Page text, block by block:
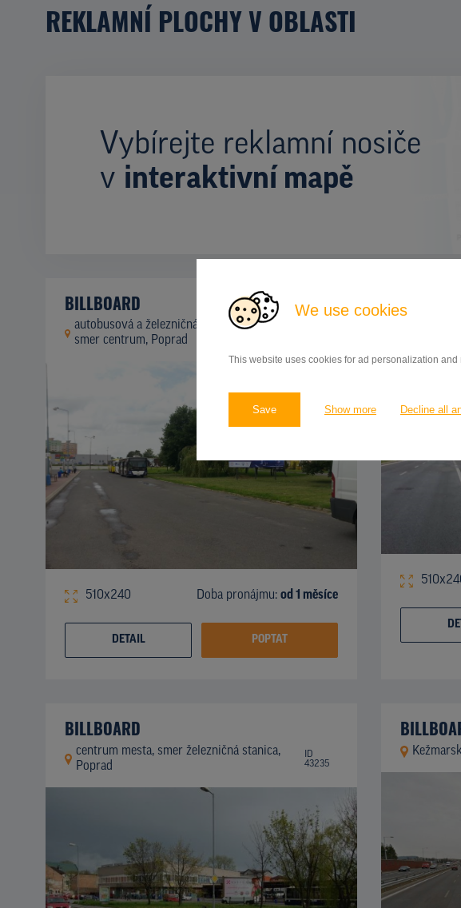
We use cookies
This website uses cookies for ad personalization
Save Show more Decline all
REKLAMNÍ PLOCHY V OBLASTI
Vybírejte reklamní nosiče
v interaktivní mapě
BILLBOARD
autobusová a železničná stanica - parkovisko,
smer centrum, Poprad
510x240 Doba pronájmu: od 1 měsíce
DETAIL POPTAT
BILLBOARD
centrum mesta, smer železničná stanica,
Poprad
ID
43235